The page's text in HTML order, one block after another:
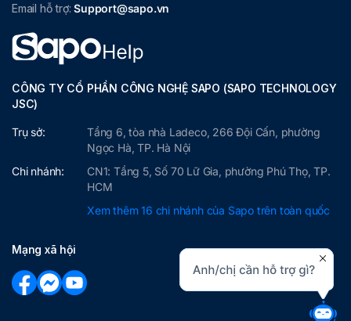
Email hỗ trợ:Support@sapo.vn
CÔNG TY CỔ PHẦN CÔNG NGHỆ SAPO (SAPO TECHNOLOGY
JSC)
Trụ sở:
Tầng 6, tòa nhà Ladeco, 266 Đội Cấn, phường
Ngọc Hà, TP. Hà Nội
Chi nhánh:
CN1: Tầng 5, Số 70 Lữ Gia, phường Phú Thọ, TP.
HCM
Xem thêm 16 chi nhánh của Sapo trên toàn quốc
Mạng xã hội